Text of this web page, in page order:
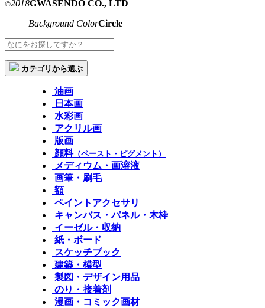
©2018GWASENDO CO., LTD
Background ColorCircle
カテゴリから選ぶ
油画
日本画
水彩画
アクリル画
版画
顔料（ペースト・ピグメント）
メディウム・画溶液
画筆・刷毛
額
ペイントアクセサリ
キャンバス・パネル・木枠
イーゼル・収納
紙・ボード
スケッチブック
建築・模型
製図・デザイン用品
のり・接着剤
漫画・コミック画材